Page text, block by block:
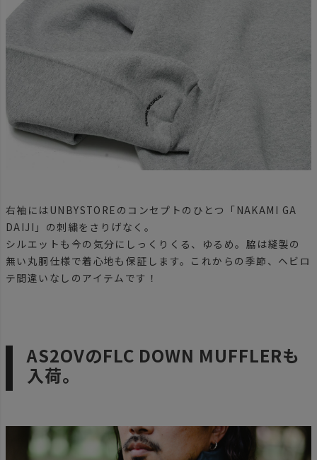
右袖にはUNBYSTOREのコンセプトのひとつ「NAKAMI GA
DAIJI」の刺繍をさりげなく。
シルエットも今の気分にしっくりくる、ゆるめ。脇は縫製の
無い丸胴仕様で着心地も保証します。これからの季節、ヘビロ
テ間違いなしのアイテムです！
AS2OVのFLC DOWN MUFFLERも
入荷。